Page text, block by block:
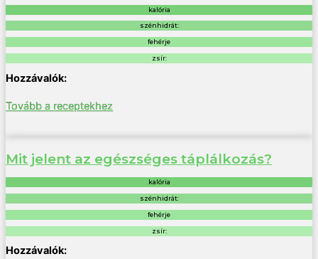
kalória
szénhidrát:
fehérje
zsír:
Tovább a receptekhez
Mit jelent az egészséges táplálkozás?
kalória
szénhidrát:
fehérje
zsír: